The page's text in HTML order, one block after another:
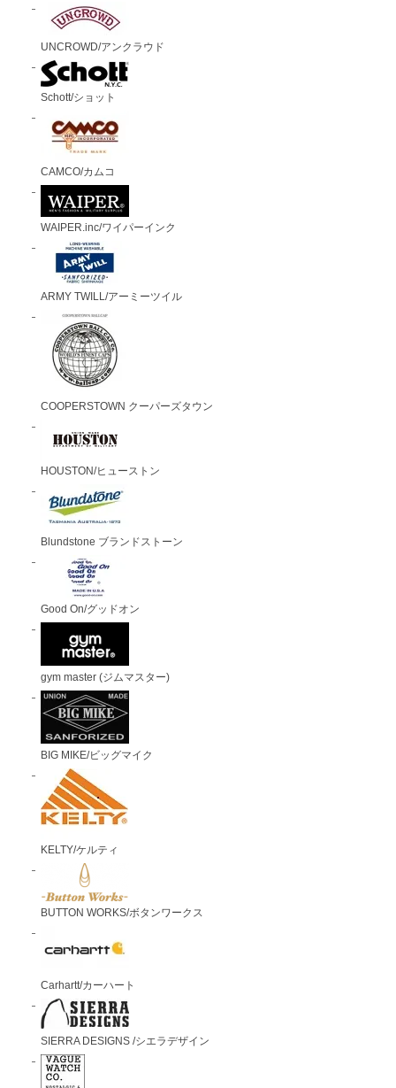
UNCROWD/アンクラウド
Schott/ショット
CAMCO/カムコ
WAIPER.inc/ワイパーインク
ARMY TWILL/アーミーツイル
COOPERSTOWN クーパーズタウン
HOUSTON/ヒューストン
Blundstone ブランドストーン
Good On/グッドオン
gym master (ジムマスター)
BIG MIKE/ビッグマイク
KELTY/ケルティ
BUTTON WORKS/ボタンワークス
Carhartt/カーハート
SIERRA DESIGNS /シエラデザイン